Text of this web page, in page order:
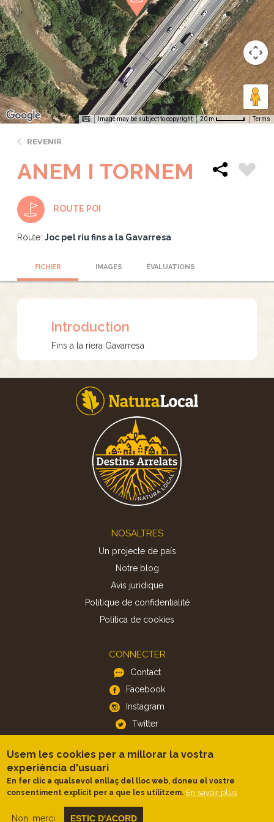
Image may be subject to copyright 20 m Terms
REVENIR
ANEM I TORNEM
ROUTE POI
Route: Joc pel riu fins a la Gavarresa
FICHIER IMAGES ÉVALUATIONS
Introduction
Fins a la riera Gavarresa
NOSALTRES
Un projecte de país
Notre blog
Avis juridique
Politique de confidentialité
Politica de cookies
CONNECTER
Contact
Facebook
Instagram
Twitter
APP
iOS
Android
Usem les cookies per a millorar la vostra
experiència d'usuari
En fer clic a qualsevol enllaç del lloc web, doneu el vostre
consentiment explícit per a que les utilitzem. En savoir plus
Non, merci. ESTIC D'ACORD